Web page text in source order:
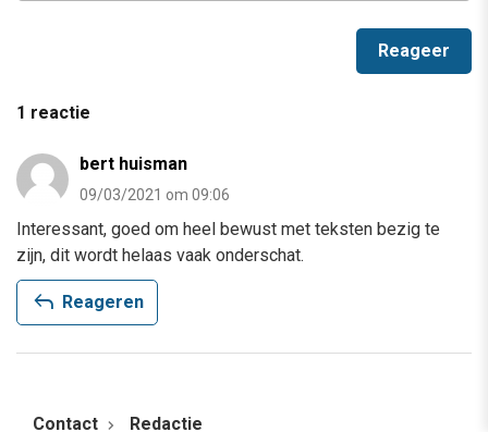
1 reactie
bert huisman
09/03/2021 om 09:06
Interessant, goed om heel bewust met teksten bezig te
zijn, dit wordt helaas vaak onderschat.
reply Reageren
Contact Redactie